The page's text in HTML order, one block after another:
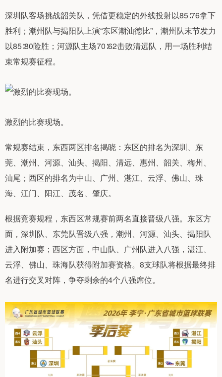
深圳队客场挑战韶关队，凭借更稳定的外线投射以85∶76拿下
胜利；潮州队与揭阳队上演“东区潮汕德比”，潮州队末节发力
以85∶80险胜；河源队主场70∶62击败清远队，用一场胜利结
束常规赛征程。
激烈的比赛现场。
常规赛结束，东西两区排名揭晓：东区的排名为深圳、东
莞、潮州、河源、汕头、揭阳、清远、惠州、韶关、梅州、
汕尾；西区的排名为中山、广州、湛江、云浮、佛山、珠
海、江门、阳江、茂名、肇庆。
根据竞赛规程，东西区常规赛前两名直接晋级八强。东区方
面，深圳队、东莞队晋级八强，潮州、河源、汕头、揭阳队
进入附加赛；西区方面，中山队、广州队进入八强，湛江、
云浮、佛山、珠海队获得附加赛资格。8支球队将根据最终排
名进行交叉对阵，争夺剩余的4个八强席位。